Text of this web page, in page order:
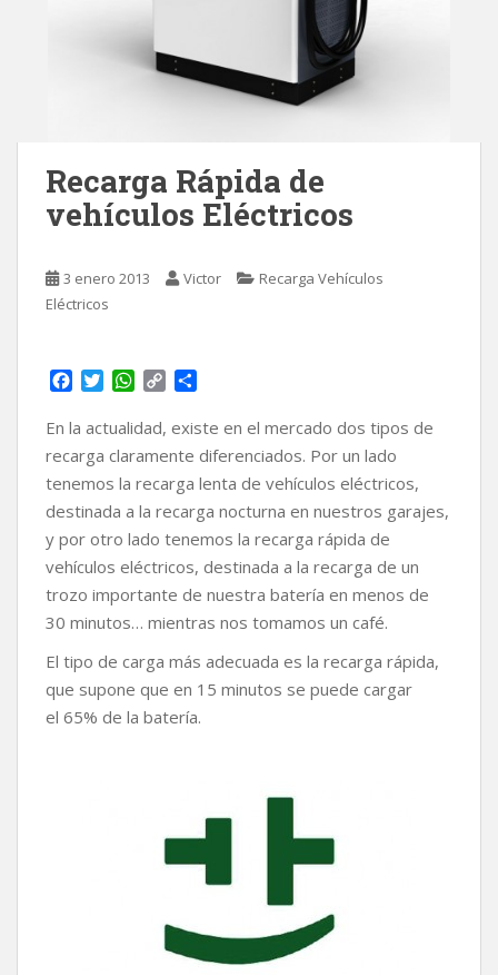
Recarga Rápida de
vehículos Eléctricos
3 enero 2013 Victor
Recarga Vehículos
Eléctricos
c
e
b
o
o
k
i
e
r
W
a
t
s
A
p
p
p
y
L
i
n
k
m
p
a
r
t
i
En la actualidad, existe en el mercado dos tipos de
recarga claramente diferenciados. Por un lado
tenemos la recarga lenta de vehículos eléctricos,
destinada a la recarga nocturna en nuestros garajes,
y por otro lado tenemos la recarga rápida de
vehículos eléctricos, destinada a la recarga de un
trozo importante de nuestra batería en menos de
30 minutos… mientras nos tomamos un café.
El tipo de carga más adecuada es la recarga rápida,
que supone que en 15 minutos se puede cargar
el 65% de la batería.